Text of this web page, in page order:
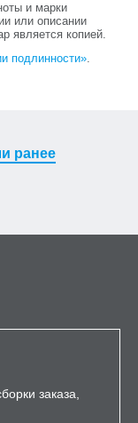
и марки
или описании
является копией.
подлинности».
ранее
заказа,